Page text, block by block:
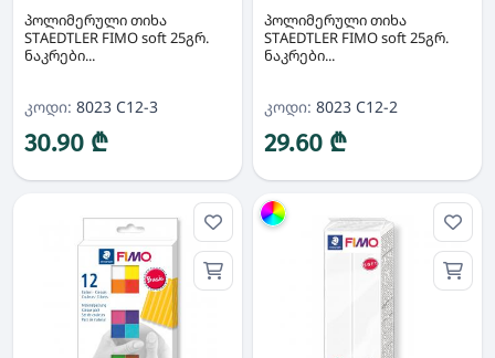
პოლიმერული თიხა
STAEDTLER FIMO soft 25გრ.
ნაკრები...
კოდი: 8023 C12-3
30.90 ₾
პოლიმერული თიხა
STAEDTLER FIMO soft 25გრ.
ნაკრები...
კოდი: 8023 C12-2
29.60 ₾